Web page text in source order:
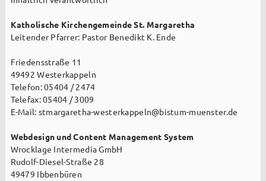
Seelsorgeteam
Verwaltung
Pfarrbüro
Küster + Organist
Prävention
Katholische Kirchengemeinde St. Margaretha
Leitender Pfarrer: Pastor Benedikt K. Ende
Friedensstraße 11
49492 Westerkappeln
Telefon: 05404 / 2474
Telefax: 05404 / 3009
E-Mail: stmargaretha-westerkappeln@bistum-muenster.de
Webdesign und Content Management System
Wrocklage Intermedia GmbH
Rudolf-Diesel-Straße 28
49479 Ibbenbüren